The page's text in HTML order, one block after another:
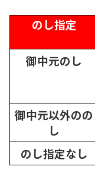
のし指定
御中元のし
御中元以外のの
し
のし指定なし